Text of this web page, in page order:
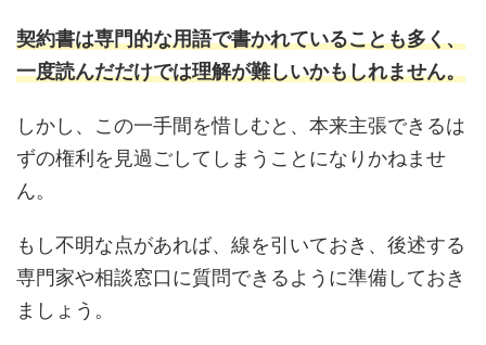
契約書は専門的な用語で書かれていることも多く、
一度読んだだけでは理解が難しいかもしれません。
しかし、この一手間を惜しむと、本来主張できるは
ずの権利を見過ごしてしまうことになりかねませ
ん。
もし不明な点があれば、線を引いておき、後述する
専門家や相談窓口に質問できるように準備しておき
ましょう。